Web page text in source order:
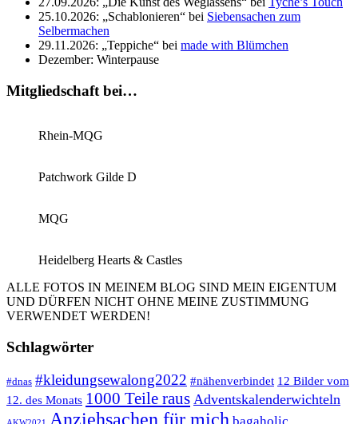
25.10.2026: „Schablonieren“ bei Siebensachen zum
Selbermachen
29.11.2026: „Teppiche“ bei made with Blümchen
Dezember: Winterpause
Mitgliedschaft bei…
Rhein-MQG
Patchwork Gilde D
MQG
Heidelberg Hearts & Castles
ALLE FOTOS IN MEINEM BLOG SIND MEIN EIGENTUM
UND DÜRFEN NICHT OHNE MEINE ZUSTIMMUNG
VERWENDET WERDEN!
Schlagwörter
#dnas #kleidungsewalong2022 #nähenverbindet 12 Bilder vom
12. des Monats 1000 Teile raus Adventskalenderwichteln
Anziehsachen für mich